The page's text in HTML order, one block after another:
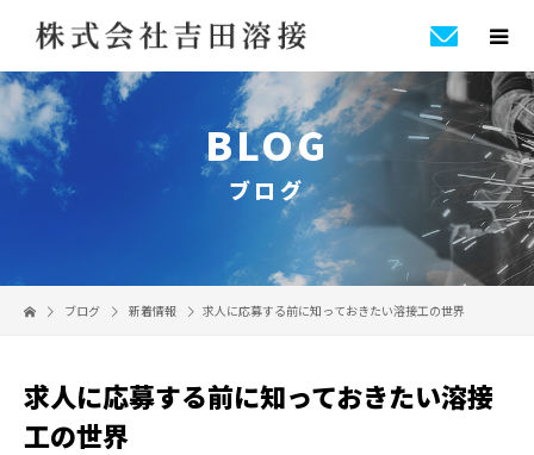
BLOG
ブログ
ブログ 新着情報 求人に応募する前に知っておきたい溶接工の世界
求人に応募する前に知っておきたい溶接
工の世界